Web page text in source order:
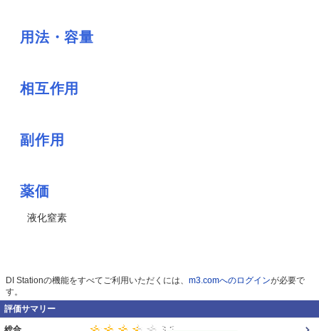
用法・容量
相互作用
副作用
薬価
液化窒素
DI Stationの機能をすべてご利用いただくには、 m3.comへのログインが必要で
す。
評価サマリー